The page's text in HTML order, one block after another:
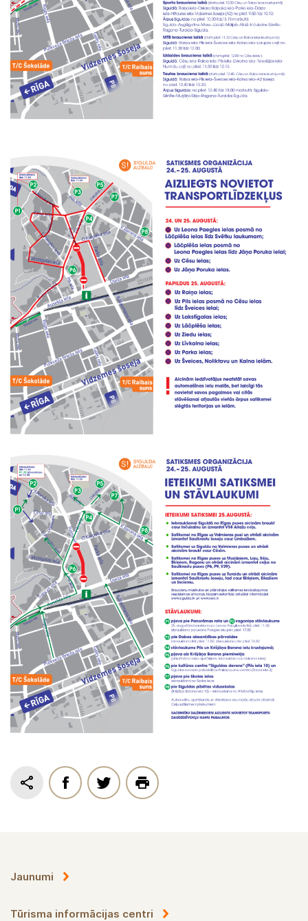
Jaunumi
Tūrisma informācijas centri